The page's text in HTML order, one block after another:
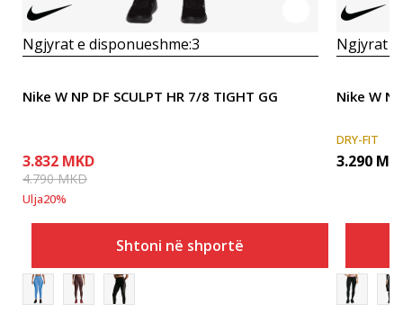
Ngjyrat e disponueshme:3
Nike W NP DF SCULPT HR 7/8 TIGHT GG
3.832 MKD
4.790MKD
Ulja20%
Shtoni në shportë
Ngjyrat e
Nike W
DRY-FIT
3.290